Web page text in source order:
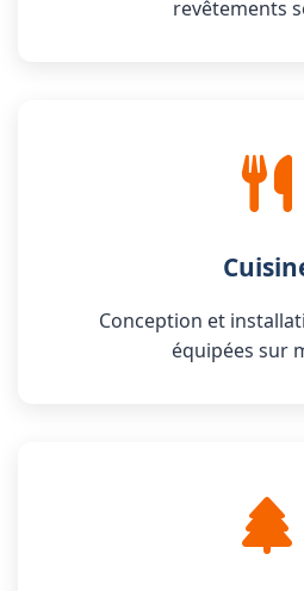
revêtements
Conception et
équipées sur